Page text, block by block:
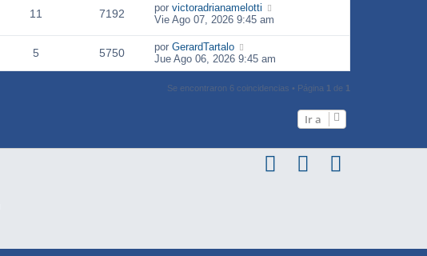
11 7192 por victoradrianamelotti
Vie Ago 07, 2026 9:45 am
5 5750 por GerardTartalo
Jue Ago 06, 2026 9:45 am
Se encontraron 6 coincidencias • Página 1 de 1
Ir a